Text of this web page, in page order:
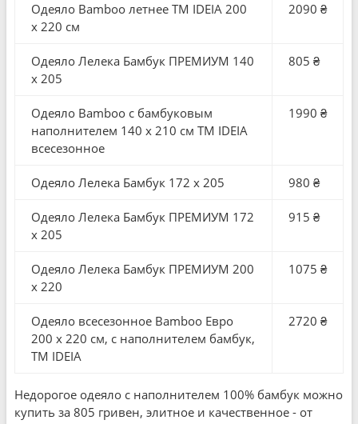
Одеяло Bamboo летнее TM IDEIA 200
x 220 см
2090 ₴
Одеяло Лелека Бамбук ПРЕМИУМ 140
x 205
805 ₴
Одеяло Bamboo с бамбуковым
наполнителем 140 x 210 см TM IDEIA
всесезонное
1990 ₴
Одеяло Лелека Бамбук 172 x 205 980 ₴
Одеяло Лелека Бамбук ПРЕМИУМ 172
x 205
915 ₴
Одеяло Лелека Бамбук ПРЕМИУМ 200
x 220
1075 ₴
Одеяло всесезонное Bamboo Евро
200 x 220 см, с наполнителем бамбук,
TM IDEIA
2720 ₴
Недорогое одеяло с наполнителем 100% бамбук можно
купить за 805 гривен, элитное и качественное - от